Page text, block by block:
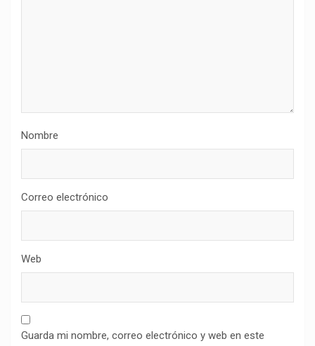
Nombre
Correo electrónico
Web
Guarda mi nombre, correo electrónico y web en este